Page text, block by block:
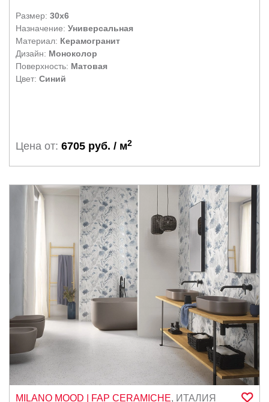
Размер: 30x6
Назначение: Универсальная
Материал: Керамогранит
Дизайн: Моноколор
Поверхность: Матовая
Цвет: Синий
Цена от: 6705 руб. / м2
MILANO MOOD | FAP CERAMICHE, ИТАЛИЯ